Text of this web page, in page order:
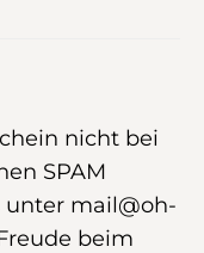
nicht bei
SPAM
mail@oh-
beim